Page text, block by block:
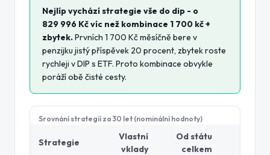
Nejlíp vychází strategie vše do dip - o
829 996 Kčvíc než kombinace 1 700 kč +
zbytek.Prvních 1 700 Kčměsíčně bere v
penzijku jistý příspěvek 20 procent, zbytek roste
rychleji v DIP s ETF. Proto kombinace obvykle
poráží obě čisté cesty.
Srovnání strategií za30 let (nominální hodnoty)
Strategie
Vlastní
vklady
Od státu
celkem